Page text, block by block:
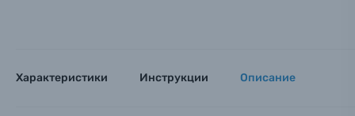
Электроника
Характеристики Инструкции Описание